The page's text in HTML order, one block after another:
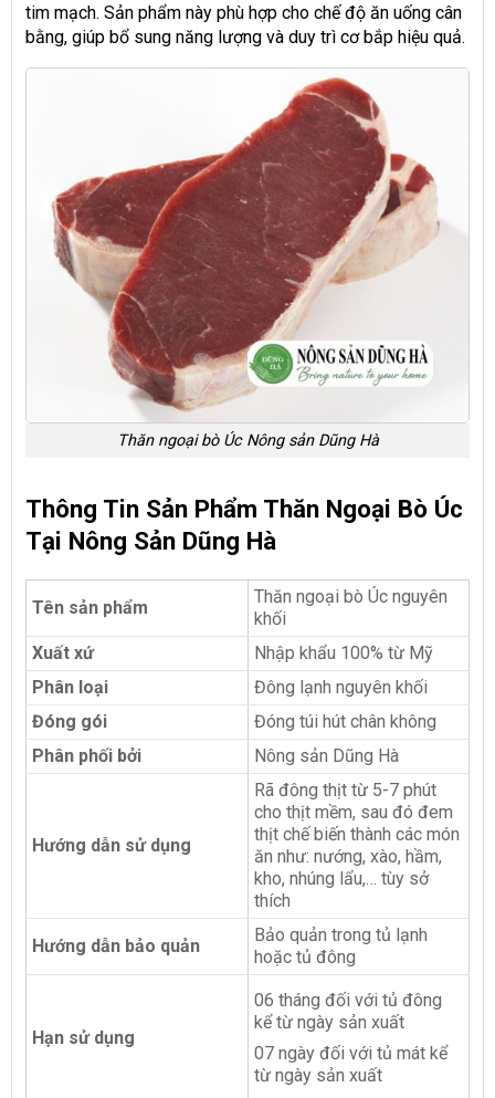
tim mạch. Sản phẩm này phù hợp cho chế độ ăn uống cân
bằng, giúp bổ sung năng lượng và duy trì cơ bắp hiệu quả.
Thăn ngoại bò Úc Nông sản Dũng Hà
Thông Tin Sản Phẩm Thăn Ngoại Bò Úc
Tại Nông Sản Dũng Hà
Tên sản phẩm
Thăn ngoại bò Úc nguyên
khối
Xuất xứ
Nhập khẩu 100% từ Mỹ
Phân loại
Đông lạnh nguyên khối
Đóng gói
Đóng túi hút chân không
Phân phối bởi
Nông sản Dũng Hà
Hướng dẫn sử dụng
Rã đông thịt từ 5-7 phút
cho thịt mềm, sau đó đem
thịt chế biến thành các món
ăn như: nướng, xào, hầm,
kho, nhúng lẩu,… tùy sở
thích
Hướng dẫn bảo quản
Bảo quản trong tủ lạnh
hoặc tủ đông
Hạn sử dụng
06 tháng đối với tủ đông
kể từ ngày sản xuất
07 ngày đối với tủ mát kể
từ ngày sản xuất